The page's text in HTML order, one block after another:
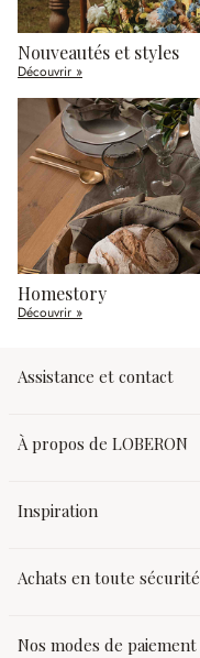
Nouveautés et styles
Découvrir »
Homestory
Découvrir »
Assistance et contact
À propos de LOBERON
Inspiration
Achats en toute sécurité
Nos modes de paiement